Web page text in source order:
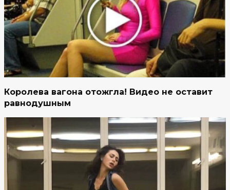
Королева вагона отожгла! Видео не оставит
равнодушным